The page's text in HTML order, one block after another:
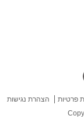
פרטיות
הצהרת נגישות